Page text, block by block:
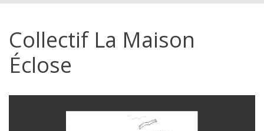
Collectif La Maison
Éclose